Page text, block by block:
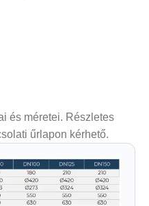
és méretei. Részletes
űrlapon kérhető.